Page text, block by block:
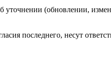
(обновлении,
последнего, несут